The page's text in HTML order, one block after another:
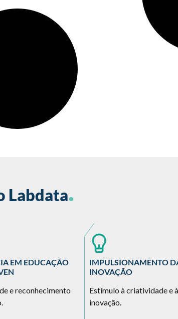
Labdata.
EM EDUCAÇÃO
e reconhecimento
IMPULSIONAMENTO
INOVAÇÃO
Estímulo à criatividade e à
inovação.